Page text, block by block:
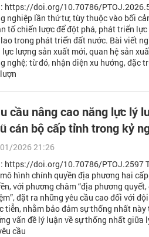
https://doi.org/10.70786/
nghiệp lần thứ tư, tùy thuộc vào bối
tố chiến lược để đột phá, phát triển
trong phát triển đất nước. Bài viết
lực lượng sản xuất mới, quan hệ sản
nghệ; từ đó, nhận diện xu hướng, đặc
cầu nâng cao năng lực lý
cán bộ cấp tỉnh trong kỷ
2026 21:26
https://doi.org/10.70786/PTOJ.2597
hình chính quyền địa phương hai
với phương châm “địa phương
đặt ra những yêu cầu cao đối với
tiễn, nhằm bảo đảm sự thống nhất
vấn đề lý luận về sự thống nhất
cầu